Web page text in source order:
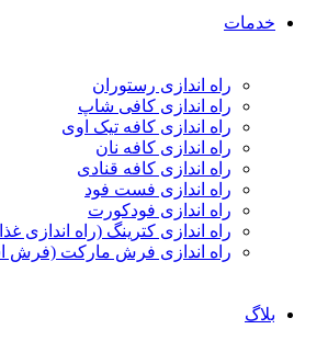
خدمات
راه اندازی رستوران
راه اندازی کافی شاپ
راه اندازی کافه تیک اوی
راه اندازی کافه نان
راه اندازی کافه قنادی
راه اندازی فست فود
راه اندازی فودکورت
راه اندازی کترینگ (راه‌ اندازی
راه اندازی فرش مارکت (فرش
بلاگ